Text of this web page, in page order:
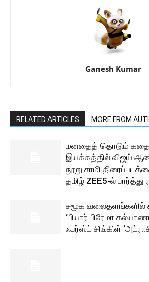
Ganesh Kumar
RELATED ARTICLES MORE FROM
மனதைத் தொடும்
இயக்கத்தில் விஜய்
நூறு சாமி
தமிழ் ZEE5-ல் பார்த்து
சமூக வலைதளங்களில்
‘பியார் பிரேமா
ஃபர்ஸ்ட் சிங்கிள்